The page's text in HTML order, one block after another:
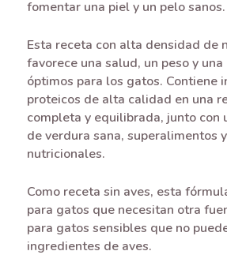
fomentar una piel y un pelo sanos.
Esta receta con alta densidad de
favorece una salud, un peso y
óptimos para los gatos. Contiene
proteicos de alta calidad en una
completa y equilibrada, junto con
de verdura sana, superalimentos
nutricionales.
Como receta sin aves, esta
para gatos que necesitan otra
para gatos sensibles que no
ingredientes de aves.